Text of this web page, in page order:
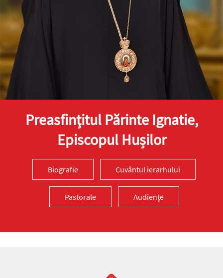
Preasfinţitul Părinte Ignatie,
Episcopul Hușilor
Biografie Cuvântul ierarhului
Pastorale Audiențe